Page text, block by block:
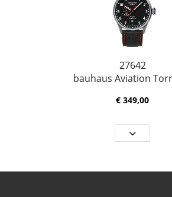
27642
bauhaus Aviation
€ 349,00